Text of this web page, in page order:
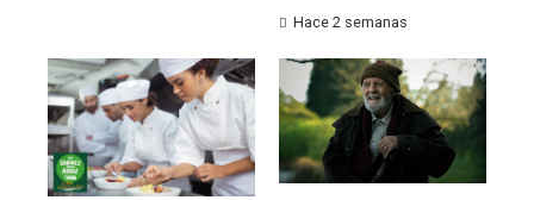
Hace 2 semanas